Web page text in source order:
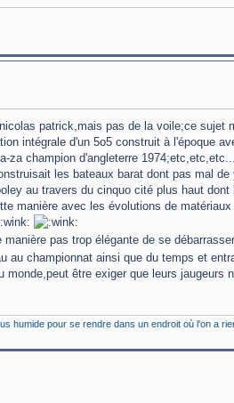
patrick,mais pas de la voile;ce sujet
intégrale d'un 5o5 construit à l'époque
za champion d'angleterre
les bateaux barat dont pas mal
au travers du cinquo cité plus haut
manière avec les évolutions de
pas trop élégante de se
au championnat ainsi que du temps et
être exiger que leurs
humide pour se rendre dans un endroit où l'on a